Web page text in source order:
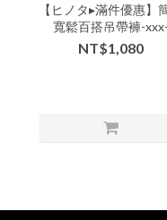
【ヒノタ▸滿件優惠】
寬鬆百搭吊帶褲-xxx-
309309▶
NT$1,080